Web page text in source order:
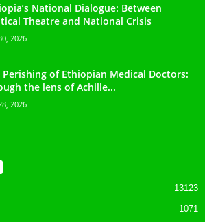
National Dialogue: Between
Theatre and National Crisis
2026
Perishing of Ethiopian Medical Doctors:
the lens of Achille...
2026
13123
1071